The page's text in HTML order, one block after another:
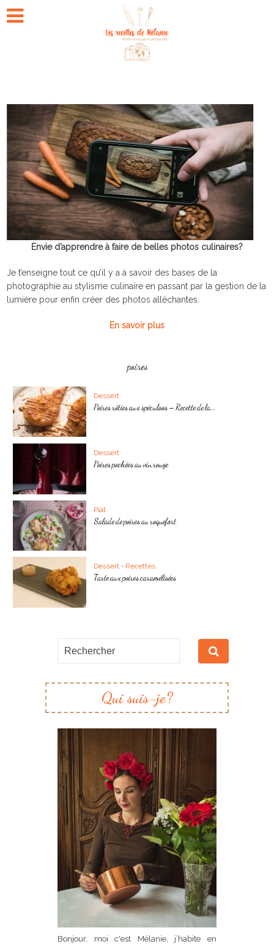
Envie d’apprendre à faire de belles photos culinaires?
Je t’enseigne tout ce qu’il y a à savoir des bases de la
photographie au stylisme culinaire en passant par la gestion de la
lumière pour enfin créer des photos alléchantes.
En savoir plus
poires
Dessert
Poires rôties aux spéculoos – Recette de la...
Dessert
Poires pochées au vin rouge
Plat
Salade de poires au roquefort
Dessert • Recettes
Tarte aux poires caramélisées
Qui suis-je?
Bonjour, moi c'est Mélanie, j’habite en